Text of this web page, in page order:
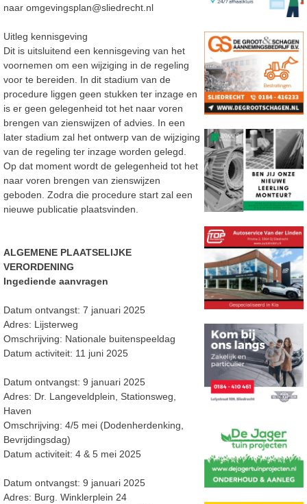
naar omgevingsplan@sliedrecht.nl
Uitleg kennisgeving
Dit is uitsluitend een kennisgeving van het
voornemen om een wijziging in de regeling
voor te bereiden. In dit stadium van de
procedure liggen geen stukken ter inzage en
is er geen gelegenheid tot het naar voren
brengen van zienswijzen of advies. In een
later stadium zal het ontwerp van de wijziging
van de regeling ter inzage worden gelegd.
Op dat moment wordt de gelegenheid tot het
naar voren brengen van zienswijzen
geboden. Zodra die procedure start zal een
nieuwe publicatie plaatsvinden.
ALGEMENE PLAATSELIJKE
VERORDENING
Ingediende aanvragen
Datum ontvangst: 7 januari 2025
Adres: Lijsterweg
Omschrijving: Nationale buitenspeeldag
Datum activiteit: 11 juni 2025
Datum ontvangst: 9 januari 2025
Adres: Dr. Langeveldplein, Stationsweg,
Haven
Omschrijving: 4/5 mei (Dodenherdenking,
Bevrijdingsdag)
Datum activiteit: 4 & 5 mei 2025
Datum ontvangst: 9 januari 2025
Adres: Burg. Winklerplein 24